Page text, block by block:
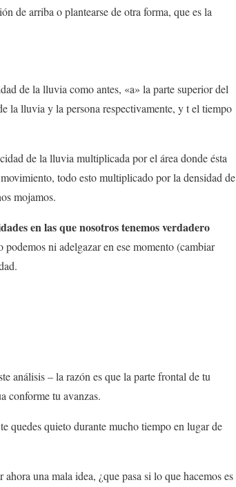
de arriba o plantearse de otra forma, que es la
de la lluvia como antes, «a» la parte superior del
la lluvia y la persona respectivamente, y t el tiempo
de la lluvia multiplicada por el área donde ésta
todo esto multiplicado por la densidad de
mojamos.
en las que nosotros tenemos verdadero
podemos ni adelgazar en ese momento (cambiar
análisis – la razón es que la parte frontal de tu
conforme tu avanzas.
quedes quieto durante mucho tiempo en lugar de
una mala idea, ¿que pasa si lo que hacemos es